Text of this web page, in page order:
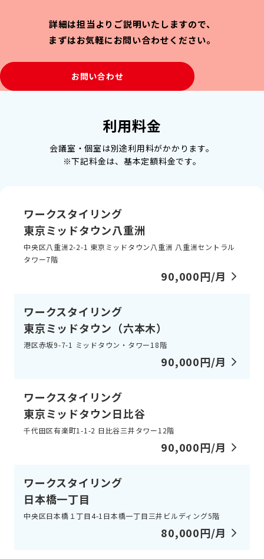
詳細は担当よりご説明いたしますので、
まずはお気軽にお問い合わせください。
お問い合わせ
利用料金
会議室・個室は別途利用料がかかります。
※下記料金は、基本定額料金です。
ワークスタイリング
東京ミッドタウン八重洲
中央区八重洲2-2-1 東京ミッドタウン八重洲 八重洲セントラル
タワー7階
90,000円/月
ワークスタイリング
東京ミッドタウン（六本⽊）
港区赤坂9-7-1 ミッドタウン・タワー18階
90,000円/月
ワークスタイリング
東京ミッドタウン⽇⽐⾕
千代田区有楽町1-1-2 日比谷三井タワー12階
90,000円/月
ワークスタイリング
日本​橋​一​丁​目
中央区日本橋１丁目4-1日本橋一丁目三井ビルディング5階​
80,000円/月